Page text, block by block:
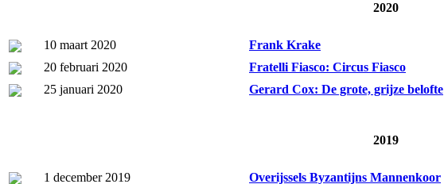
2020
10 maart 2020
Frank Krake
20 februari 2020
Fratelli Fiasco: Circus Fiasco
25 januari 2020
Gerard Cox: De grote, grijze belofte
2019
1 december 2019 Overijssels Byzantijns Mannenkoor